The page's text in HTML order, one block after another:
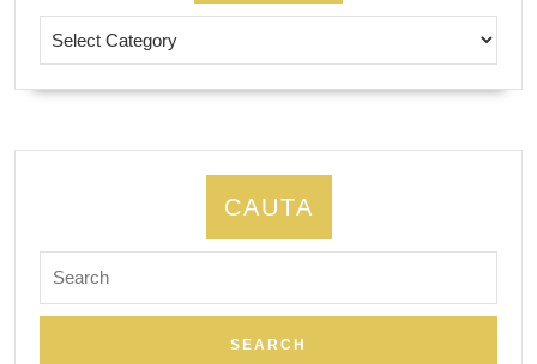
CAUTA
for: